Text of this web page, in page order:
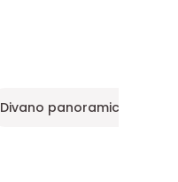
Divano panoramico